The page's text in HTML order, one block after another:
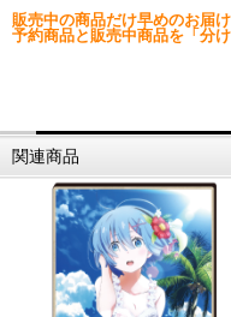
販売中の商品だけ早めのお届
予約商品と販売中商品を「分
関連商品